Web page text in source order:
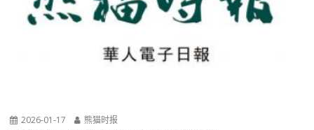
2026-01-17 熊猫时报